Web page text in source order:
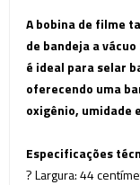
A bobina de filme
de bandeja a
é ideal para selar
oferecendo uma
oxigênio, umidade
Especificações
? Largura: 44